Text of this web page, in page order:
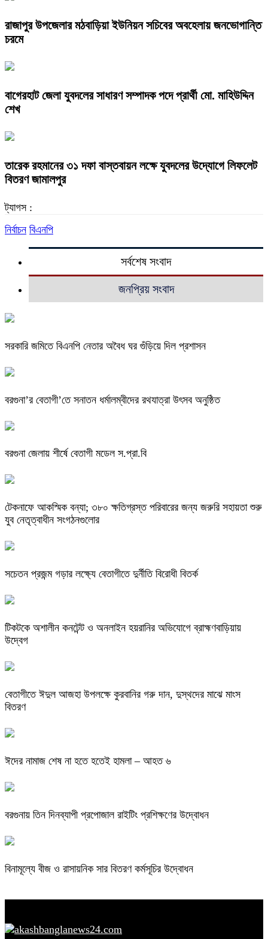
রাজাপুর উপজেলার মঠবাড়িয়া ইউনিয়ন সচিবের অবহেলায় জনভোগান্তি
চরমে
বাগেরহাট জেলা যুবদলের সাধারণ সম্পাদক পদে প্রার্থী মো. মাহিউদ্দিন
শেখ
তারেক রহমানের ৩১ দফা বাস্তবায়ন লক্ষে যুবদলের উদ্যোগে লিফলেট
বিতরণ জামালপুর
ট্যাগস :
নির্বাচন বিএনপি
সর্বশেষ সংবাদ
জনপ্রিয় সংবাদ
সরকারি জমিতে বিএনপি নেতার অবৈধ ঘর গুঁড়িয়ে দিল প্রশাসন
বরগুনা’র বেতাগী’তে সনাতন ধর্মালম্বীদের রথযাত্রা উৎসব অনুষ্ঠিত
বরগুনা জেলায় শীর্ষে বেতাগী মডেল স.প্রা.বি
টেকনাফে আকস্মিক বন্যা; ৩৮০ ক্ষতিগ্রস্ত পরিবারের জন্য জরুরি সহায়তা শুরু
যুব নেতৃত্বাধীন সংগঠনগুলোর
সচেতন প্রজন্ম গড়ার লক্ষ্যে বেতাগীতে দুর্নীতি বিরোধী বিতর্ক
টিকটকে অশালীন কনটেন্ট ও অনলাইন হয়রানির অভিযোগে ব্রাহ্মণবাড়িয়ায়
উদ্বেগ
বেতাগীতে ঈদুল আজহা উপলক্ষে কুরবানির গরু দান, দুস্থদের মাঝে মাংস
বিতরণ
ঈদের নামাজ শেষ না হতে হতেই হামলা – আহত ৬
বরগুনায় তিন দিনব্যাপী প্রপোজাল রাইটিং প্রশিক্ষণের উদ্বোধন
বিনামূল্যে বীজ ও রাসায়নিক সার বিতরণ কর্মসূচির উদ্বোধন